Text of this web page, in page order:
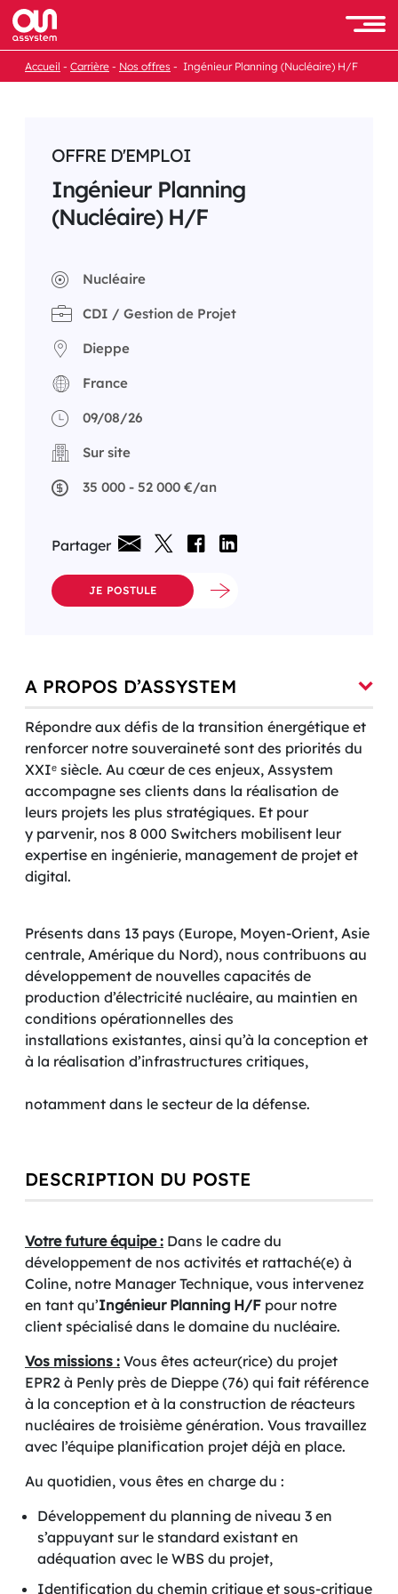
Passer
au
contenu
Accueil Carrière Nos offres Ingénieur Planning (Nucléaire) H/F
OFFRE D'EMPLOI
Ingénieur Planning
(Nucléaire) H/F
Nucléaire
CDI / Gestion de Projet
Dieppe
France
09/08/26
Sur site
35 000 - 52 000 €/an
Partager
JE POSTULE
A PROPOS D’ASSYSTEM
Répondre aux défis de la transition énergétique et
renforcer notre souveraineté sont des priorités du
XXIᵉ siècle. Au cœur de ces enjeux, Assystem
accompagne ses clients dans la réalisation de
leurs projets les plus stratégiques. Et pour
y parvenir, nos 8 000 Switchers mobilisent leur
expertise en ingénierie, management de projet et
digital.
Présents dans 13 pays (Europe, Moyen-Orient, Asie
centrale, Amérique du Nord), nous contribuons au
développement de nouvelles capacités de
production d’électricité nucléaire, au maintien en
conditions opérationnelles des
installations existantes, ainsi qu’à la conception et
à la réalisation d’infrastructures critiques,
notamment dans le secteur de la défense.
DESCRIPTION DU POSTE
Votre future équipe : Dans le cadre du
développement de nos activités et rattaché(e) à
Coline, notre Manager Technique, vous intervenez
en tant qu’Ingénieur Planning H/F pour notre
client spécialisé dans le domaine du nucléaire.
Vos missions : Vous êtes acteur(rice) du projet
EPR2 à Penly près de Dieppe (76) qui fait référence
à la conception et à la construction de réacteurs
nucléaires de troisième génération. Vous travaillez
avec l’équipe planification projet déjà en place.
Au quotidien, vous êtes en charge du :
Développement du planning de niveau 3 en
s’appuyant sur le standard existant en
adéquation avec le WBS du projet,
Identification du chemin critique et sous-critique